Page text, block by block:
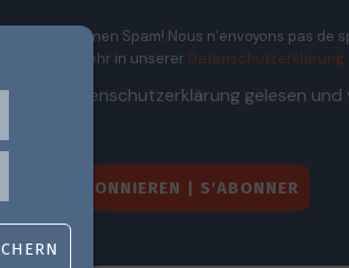
Wir senden keinen Spam! Nous n’envoyons pas de
Erfahre mehr in unserer Datenschutzerklärung.
die Datenschutzerklärung gelesen